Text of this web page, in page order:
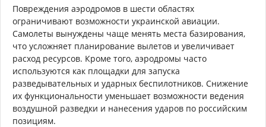
Повреждения аэродромов в шести областях
ограничивают возможности украинской авиации.
Самолеты вынуждены чаще менять места базирования,
что усложняет планирование вылетов и увеличивает
расход ресурсов. Кроме того, аэродромы часто
используются как площадки для запуска
разведывательных и ударных беспилотников. Снижение
их функциональности уменьшает возможности ведения
воздушной разведки и нанесения ударов по российским
позициям.